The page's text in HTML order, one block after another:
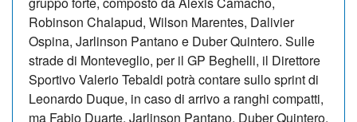
Robinson Chalapud, Wilson Marentes, Dalivier
Ospina, Jarlinson Pantano e Duber Quintero. Sulle
strade di Monteveglio, per il GP Beghelli, il Direttore
Sportivo Valerio Tebaldi potrà contare sullo sprint di
Leonardo Duque, in caso di arrivo a ranghi compatti,
ma Fabio Duarte, Jarlinson Pantano, Duber Quintero,